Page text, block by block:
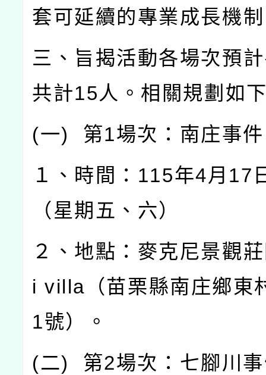
套可延續的專業成長機
三、旨揭活動各場次預
共計15人。相關規劃如
(一) 第1場次：南庄事件
１、時間： 115年4月 17
（星期五、六）
２、地點：麥克尼景觀
i villa （苗栗縣南庄鄉東
1號）。
(二) 第2場次：七腳川